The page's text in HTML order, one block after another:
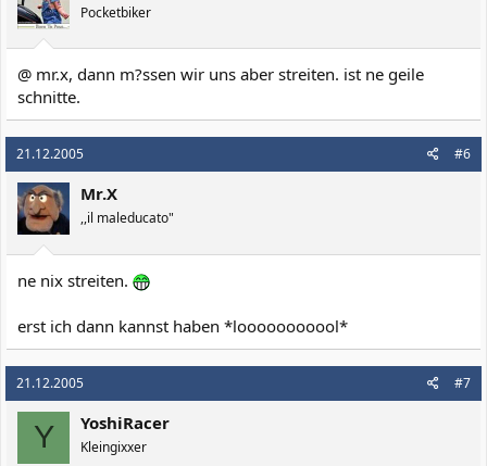
Pocketbiker
@ mr.x, dann m?ssen wir uns aber streiten. ist ne geile
schnitte.
21.12.2005 #6
Mr.X
,,il maleducato"
ne nix streiten.
erst ich dann kannst haben *looooooooool*
21.12.2005 #7
Y YoshiRacer
Kleingixxer